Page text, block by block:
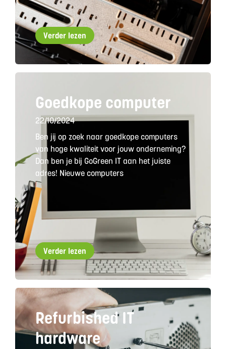
Verder lezen
Goedkope computer
22/10/2024
Ben jij op zoek naar goedkope computers
van hoge kwaliteit voor jouw onderneming?
Dan ben je bij GoGreen IT aan het juiste
adres! Nieuwe computers
Verder lezen
Refurbished IT
hardware